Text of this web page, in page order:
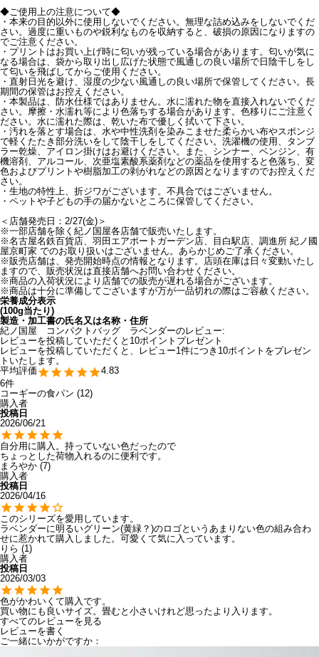
◆ご使用上の注意について◆
・本来の目的以外に使用しないでください。無理な詰め込みをしないでくだ
さい。過度に重いものや鋭利なものを収納すると、破損の原因になりますの
でご注意ください。
・プリントはお買い上げ時に匂いが残っている場合があります。匂いが気に
なる場合は、袋から取り出し広げた状態で風通しの良い場所で日陰干しをし
て匂いを飛ばしてからご使用ください。
・直射日光を避け、湿度の少ない風通しの良い場所で保管してください。長
期間の保管はお控えください。
・本製品は、防水仕様ではありません。水に濡れた物を直接入れないでくだ
さい。摩擦・水濡れ等により色落ちする場合があります。色移りにご注意く
ださい。水に濡れた際は、乾いた布で優しく拭いて下さい。
・汚れを落とす場合は、水や中性洗剤を染みこませた柔らかい布やスポンジ
で軽くたたき部分洗いをして陰干しをしてください。洗濯機の使用、タンブ
ラー乾燥、アイロン掛けはお避けください。また、シンナー、ベンジン、有
機溶剤、アルコール、次亜塩素酸系薬剤などの薬品を使用すると色落ち、変
色およびプリントや樹脂加工の剥がれなどの原因となりますのでお控えくだ
さい。
・生地の特性上、折ジワがございます。不具合ではございません。
・ペットや子どもの手の届かないところに保管してください。
＜店舗発売日：2/27(金)＞
※一部店舗を除く紀ノ国屋各店舗で販売いたします。
※名古屋名鉄百貨店、羽田エアポートガーデン店、目白駅店、調進所 紀ノ國
屋京町家 でのお取り扱いはございません。あらかじめご了承ください。
※販売店舗は、発売開始時点の情報となります。店頭在庫は日々変動いたし
ますので、販売状況は直接店舗へお問い合わせください。
※商品の入荷状況により店舗での販売が遅れる場合がございます。
※商品は十分に準備してございますが万が一品切れの際はご容赦ください。
栄養成分表示
(100g当たり)
製造・加工書の氏名又は名称・住所
紀ノ国屋 コンパクトバッグ ラベンダーのレビュー:
レビューを投稿していただくと10ポイントプレゼント
レビューを投稿していただくと、レビュー1件につき10ポイントをプレゼン
トいたします。
4.83
6
コーギーの食パン
12
購入者
投稿日
2026/06/21
自分用に購入。持っていない色だったので
ちょっとした荷物入れるのに便利です。
まろやか 7
購入者
投稿日
2026/04/16
このシリーズを愛用しています。
ラベンダーに明るいグリーン(黄緑？)のロゴというあまりない色の組み合わ
せに惹かれて購入しました。可愛くて気に入っています。
りら
1
購入者
投稿日
2026/03/03
色がかわいくて購入です。
すべてのレビューを見る
レビューを書く
ご一緒にいかがですか：